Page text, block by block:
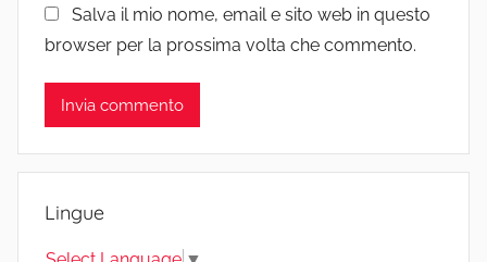
Salva il mio nome, email e sito web in questo
browser per la prossima volta che commento.
Lingue